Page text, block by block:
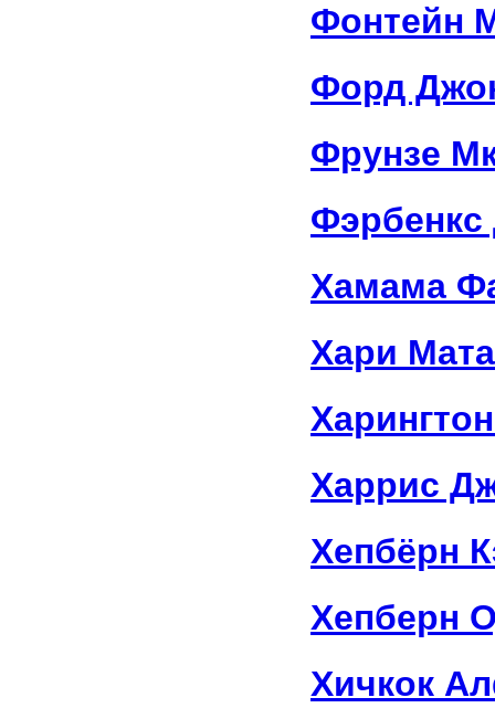
Фонтейн
Форд
Фрунзе
Фэрбенкс
Хамама
Хари Мата
Харрис
Хепбёрн
Хепберн
Хичкок